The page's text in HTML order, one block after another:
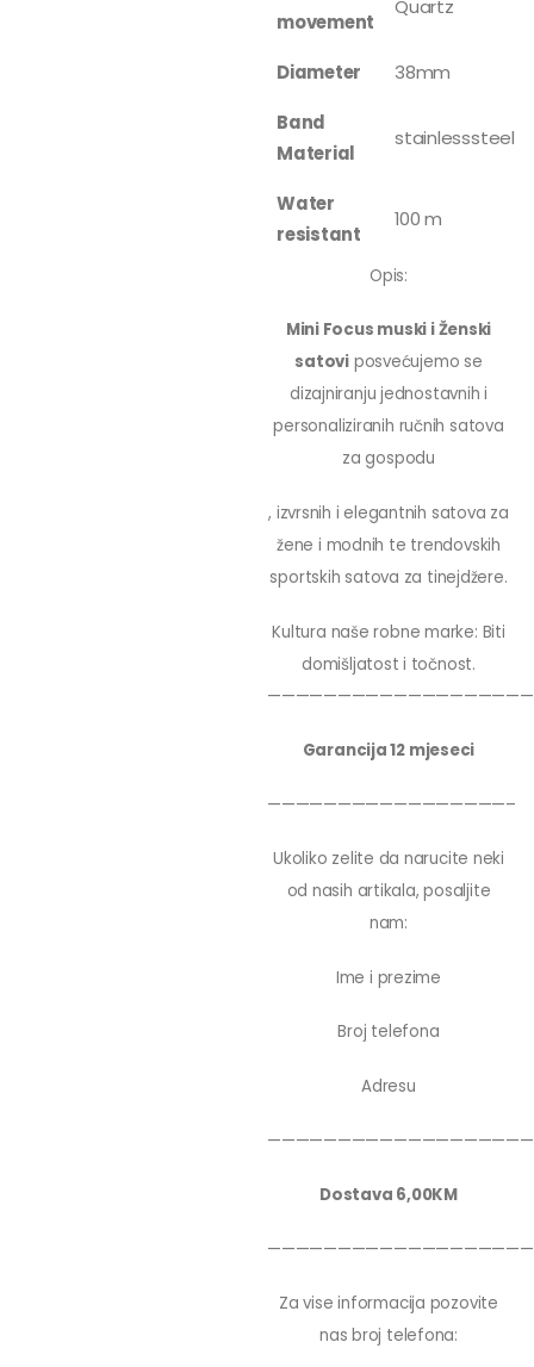
movement
Quartz
Diameter
38mm
Band
Material
stainlesssteel
Water
resistant
100 m
Opis:
Mini Focus muski i Ženski
satovi posvećujemo se
dizajniranju jednostavnih i
personaliziranih ručnih satova
za gospodu
, izvrsnih i elegantnih satova za
žene i modnih te trendovskih
sportskih satova za tinejdžere.
Kultura naše robne marke: Biti
domišljatost i točnost.
Garancija 12 mjeseci
—————————————————–
Ukoliko zelite da narucite neki
od nasih artikala, posaljite
nam:
Ime i prezime
Broj telefona
Adresu
———————————————————
Dostava 6,00KM
———————————————————
Za vise informacija pozovite
nas broj telefona: